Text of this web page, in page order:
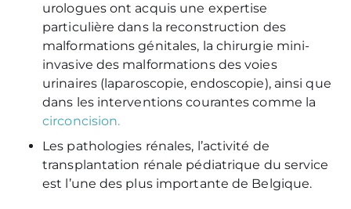
urologues ont acquis une expertise
particulière dans la reconstruction des
malformations génitales, la chirurgie mini-
invasive des malformations des voies
urinaires (laparoscopie, endoscopie), ainsi que
dans les interventions courantes comme la
circoncision.
Les pathologies rénales, l’activité de
transplantation rénale pédiatrique du service
est l’une des plus importante de Belgique.